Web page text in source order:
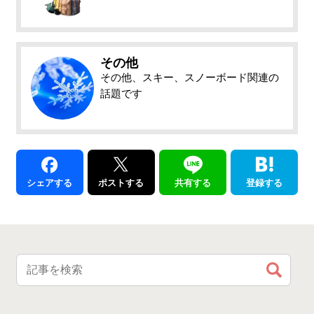
その他
その他、スキー、スノーボード関連の
話題です
シェアする ポストする 共有する 登録する